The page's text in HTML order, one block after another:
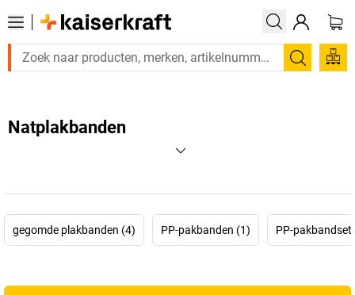
Zoeken
Natplakbanden
gegomde plakbanden (4) PP-pakbanden (1) PP-